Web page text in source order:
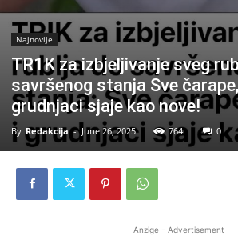
Najnovije
TR1K za izbjeljivanje sveg
savršenog stanja Sve
grudnjaci sjaje kao nove!
By Redakcija - June 26, 2025 764 0
Anzige - Advertisement